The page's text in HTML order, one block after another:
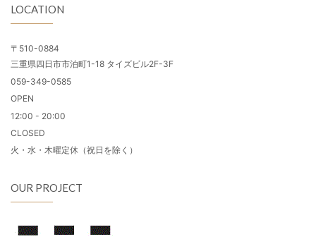
LOCATION
〒510-0884
三重県四日市市泊町1-18 タイズビル2F-3F
059-349-0585
OPEN
12:00 - 20:00
CLOSED
火・水・木曜定休（祝日を除く）
OUR PROJECT